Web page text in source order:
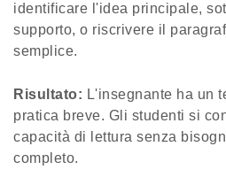
identificare l'idea principale,
supporto, o riscrivere il
semplice.
Risultato: L'insegnante ha un
pratica breve. Gli studenti si
capacità di lettura senza
completo.